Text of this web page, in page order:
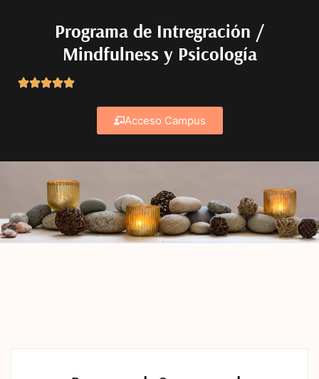
Programa de Intregración /
Mindfulness y Psicología
Acceso Campus